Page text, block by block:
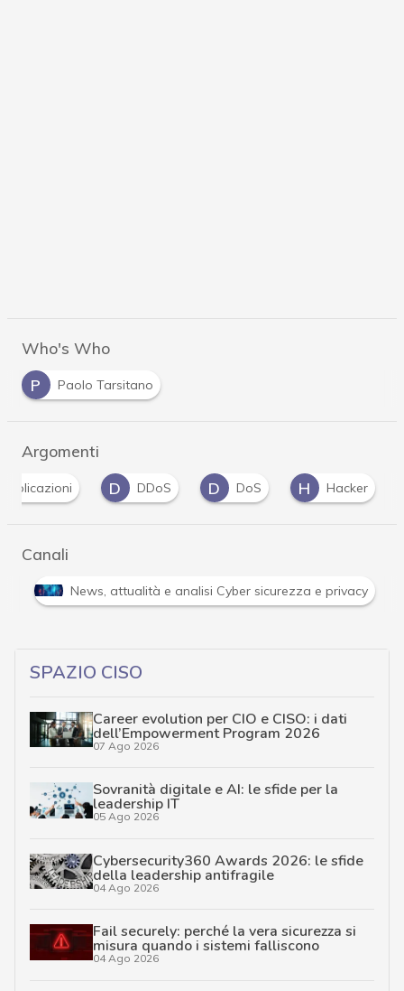
Who's Who
P
Paolo Tarsitano
Argomenti
D DDoS D DoS H Hacker
Canali
Attacchi hacker e Malware: le ultime news in tempo
SPAZIO CISO
Career evolution per CIO e CISO: i dati
dell’Empowerment Program 2026
07 Ago 2026
Sovranità digitale e AI: le sfide per la
leadership IT
05 Ago 2026
Cybersecurity360 Awards 2026: le sfide
della leadership antifragile
04 Ago 2026
Fail securely: perché la vera sicurezza si
misura quando i sistemi falliscono
04 Ago 2026